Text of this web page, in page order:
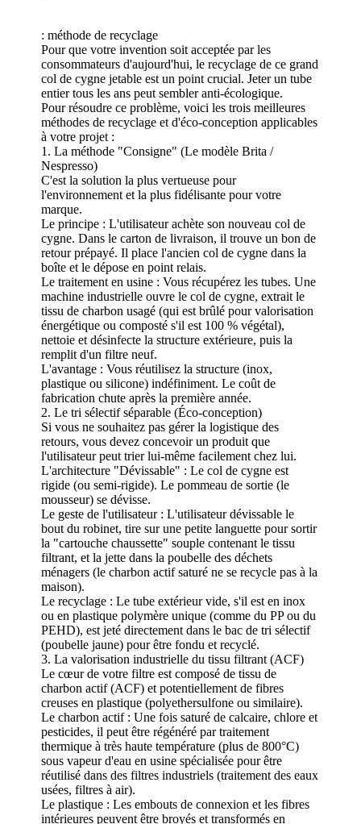
: méthode de recyclage
Pour que votre invention soit acceptée par les
consommateurs d'aujourd'hui, le recyclage de ce grand
col de cygne jetable est un point crucial. Jeter un tube
entier tous les ans peut sembler anti-écologique.
Pour résoudre ce problème, voici les trois meilleures
méthodes de recyclage et d'éco-conception applicables
à votre projet :
1. La méthode "Consigne" (Le modèle Brita /
Nespresso)
C'est la solution la plus vertueuse pour
l'environnement et la plus fidélisante pour votre
marque.
Le principe : L'utilisateur achète son nouveau col de
cygne. Dans le carton de livraison, il trouve un bon de
retour prépayé. Il place l'ancien col de cygne dans la
boîte et le dépose en point relais.
Le traitement en usine : Vous récupérez les tubes. Une
machine industrielle ouvre le col de cygne, extrait le
tissu de charbon usagé (qui est brûlé pour valorisation
énergétique ou composté s'il est 100 % végétal),
nettoie et désinfecte la structure extérieure, puis la
remplit d'un filtre neuf.
L'avantage : Vous réutilisez la structure (inox,
plastique ou silicone) indéfiniment. Le coût de
fabrication chute après la première année.
2. Le tri sélectif séparable (Éco-conception)
Si vous ne souhaitez pas gérer la logistique des
retours, vous devez concevoir un produit que
l'utilisateur peut trier lui-même facilement chez lui.
L'architecture "Dévissable" : Le col de cygne est
rigide (ou semi-rigide). Le pommeau de sortie (le
mousseur) se dévisse.
Le geste de l'utilisateur : L'utilisateur dévissable le
bout du robinet, tire sur une petite languette pour sortir
la "cartouche chaussette" souple contenant le tissu
filtrant, et la jette dans la poubelle des déchets
ménagers (le charbon actif saturé ne se recycle pas à la
maison).
Le recyclage : Le tube extérieur vide, s'il est en inox
ou en plastique polymère unique (comme du PP ou du
PEHD), est jeté directement dans le bac de tri sélectif
(poubelle jaune) pour être fondu et recyclé.
3. La valorisation industrielle du tissu filtrant (ACF)
Le cœur de votre filtre est composé de tissu de
charbon actif (ACF) et potentiellement de fibres
creuses en plastique (polyethersulfone ou similaire).
Le charbon actif : Une fois saturé de calcaire, chlore et
pesticides, il peut être régénéré par traitement
thermique à très haute température (plus de 800°C)
sous vapeur d'eau en usine spécialisée pour être
réutilisé dans des filtres industriels (traitement des eaux
usées, filtres à air).
Le plastique : Les embouts de connexion et les fibres
intérieures peuvent être broyés et transformés en